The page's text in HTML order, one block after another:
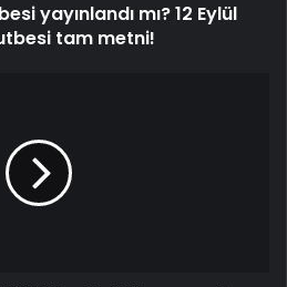
yayınlandı mı? 12 Eylül
tam metni!